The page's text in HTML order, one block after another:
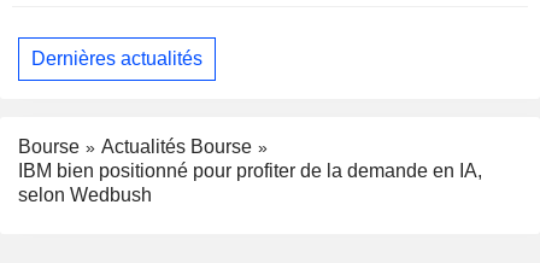
Dernières actualités
Bourse
Actualités Bourse
IBM bien positionné pour profiter de la demande en IA,
selon Wedbush